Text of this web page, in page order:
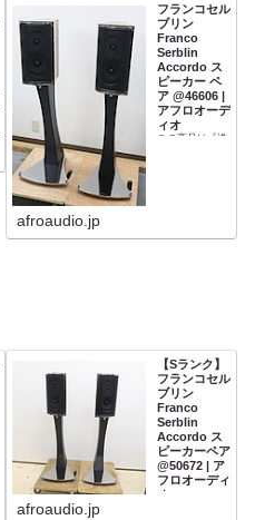
フランコセル
ブリン
Franco
Serblin
Accordo ス
ピーカー ペ
ア @46606 |
アフロオーデ
ィオ
この商品は『送
afroaudio.jp
【Sランク】
フランコセル
ブリン
Franco
Serblin
Accordo ス
ピーカーペア
@50672 | ア
フロオーディ
オ
afroaudio.jp